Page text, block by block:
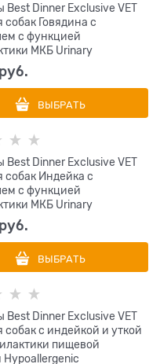
Best Dinner Exclusive VET
собак Говядина с
с функцией
МКБ Urinary
руб.
ВЫБРАТЬ
Best Dinner Exclusive VET
собак Индейка с
с функцией
МКБ Urinary
руб.
ВЫБРАТЬ
Best Dinner Exclusive VET
собак с индейкой и уткой
пищевой
Hypoallergenic